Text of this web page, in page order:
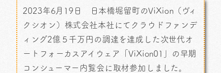
2023年6月19日 日本橋堀留町のViXion（ヴィ
クシオン）株式会社本社にてクラウドファンデ
ィング2億５千万円の調達を達成した次世代オ
ートフォーカスアイウェア「ViXion01」の早期
コンシューマー内覧会に取材参加しました。